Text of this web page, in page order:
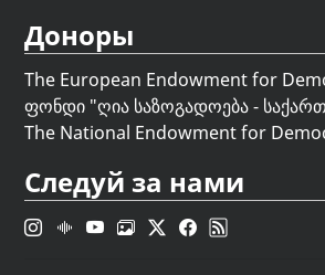
Доноры
The European Endowment for
ფონდი "ღია საზოგადოება -
The National Endowment for
Следуй за нами